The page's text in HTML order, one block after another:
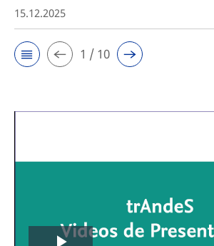
15.12.2025
1 / 10